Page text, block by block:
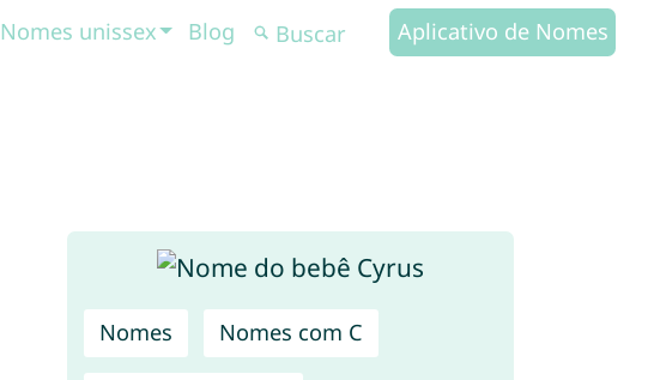
Nomes unissex Blog Aplicativo de Nomes
Nomes Nomes com C